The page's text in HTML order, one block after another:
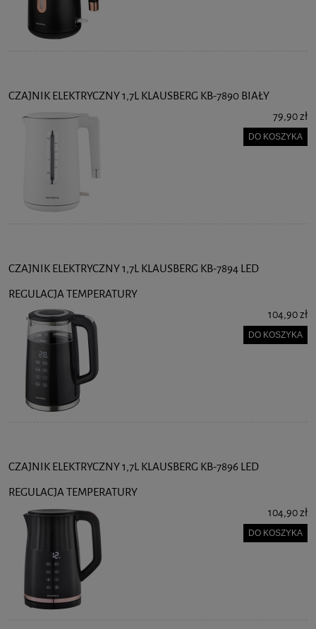
CZAJNIK ELEKTRYCZNY 1,7L KLAUSBERG KB-7890 BIAŁY
79,90 zł
DO KOSZYKA
CZAJNIK ELEKTRYCZNY 1,7L KLAUSBERG KB-7894 LED
REGULACJA TEMPERATURY
104,90 zł
DO KOSZYKA
CZAJNIK ELEKTRYCZNY 1,7L KLAUSBERG KB-7896 LED
REGULACJA TEMPERATURY
104,90 zł
DO KOSZYKA